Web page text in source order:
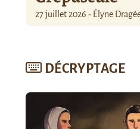
27 juillet 2026 - Élyne
DÉCRYPTAGE